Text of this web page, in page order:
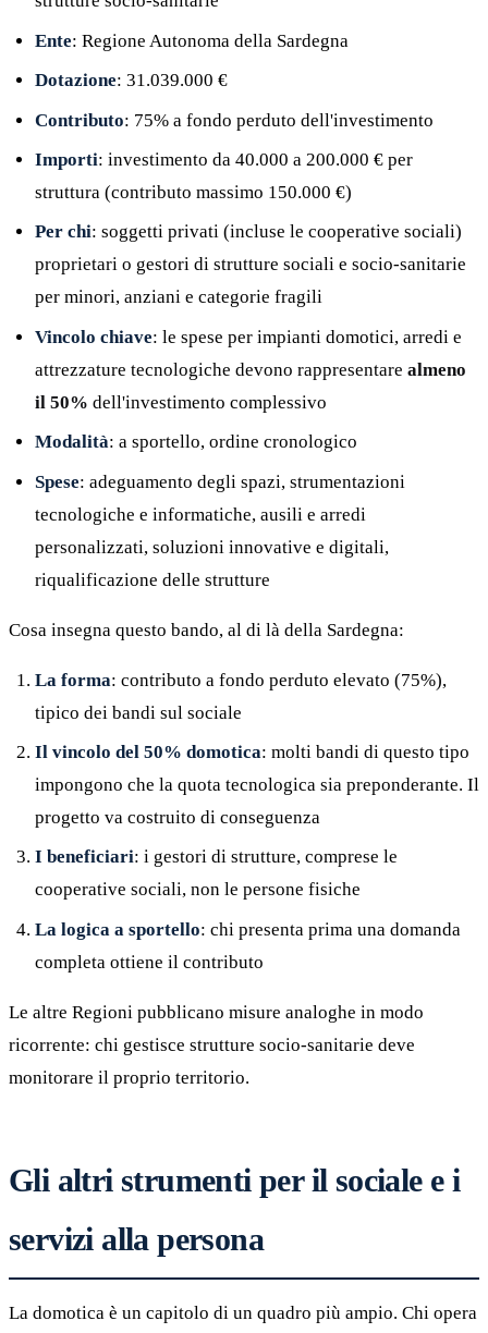
Ente: Regione Autonoma della Sardegna
Dotazione: 31.039.000 €
Contributo: 75% a fondo perduto dell'investimento
Importi: investimento da 40.000 a 200.000 € per
struttura (contributo massimo 150.000 €)
Per chi: soggetti privati (incluse le cooperative sociali)
proprietari o gestori di strutture sociali e socio-sanitarie
per minori, anziani e categorie fragili
Vincolo chiave: le spese per impianti domotici, arredi e
attrezzature tecnologiche devono rappresentare almeno
il 50% dell'investimento complessivo
Modalità: a sportello, ordine cronologico
Spese: adeguamento degli spazi, strumentazioni
tecnologiche e informatiche, ausili e arredi
personalizzati, soluzioni innovative e digitali,
riqualificazione delle strutture
Cosa insegna questo bando, al di là della Sardegna:
La forma: contributo a fondo perduto elevato (75%),
tipico dei bandi sul sociale
Il vincolo del 50% domotica: molti bandi di questo tipo
impongono che la quota tecnologica sia preponderante. Il
progetto va costruito di conseguenza
I beneficiari: i gestori di strutture, comprese le
cooperative sociali, non le persone fisiche
La logica a sportello: chi presenta prima una domanda
completa ottiene il contributo
Le altre Regioni pubblicano misure analoghe in modo
ricorrente: chi gestisce strutture socio-sanitarie deve
monitorare il proprio territorio.
Gli altri strumenti per il sociale e i
servizi alla persona
La domotica è un capitolo di un quadro più ampio. Chi opera